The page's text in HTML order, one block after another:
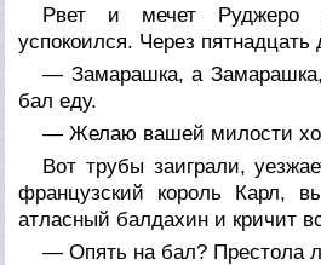
Рвет и мечет Руджеро
успокоился. Через пятнадцать
— Замарашка, а
бал еду.
— Желаю вашей милости
Вот трубы заиграли,
французский король Карл,
атласный балдахин и кричит
— Опять на бал? Престола